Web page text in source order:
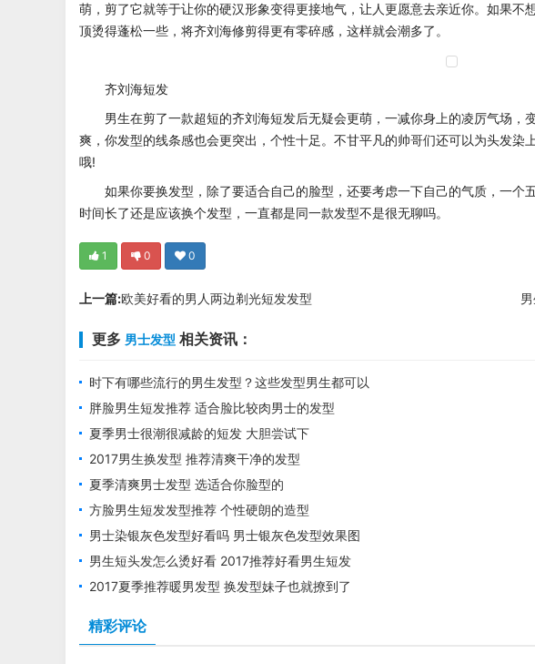
萌，剪了它就等于让你的硬汉形象变得更接地气，让人更愿意去亲近你。如果不
顶烫得蓬松一些，将齐刘海修剪得更有零碎感，这样就会潮多了。
齐刘海短发
男生在剪了一款超短的齐刘海短发后无疑会更萌，一减你身上的凌厉气场，
爽，你发型的线条感也会更突出，个性十足。不甘平凡的帅哥们还可以为头发
哦!
如果你要换发型，除了要适合自己的脸型，还要考虑一下自己的气质，一个
时间长了还是应该换个发型，一直都是同一款发型不是很无聊吗。
1 0 0
上一篇:欧美好看的男人两边剃光短发发型
更多 男士发型 相关资讯：
时下有哪些流行的男生发型？这些发型男生都可以
尝试一下
胖脸男生短发推荐 适合脸比较肉男士的发型
夏季男士很潮很减龄的短发 大胆尝试下
2017男生换发型 推荐清爽干净的发型
夏季清爽男士发型 选适合你脸型的
方脸男生短发发型推荐 个性硬朗的造型
男士染银灰色发型好看吗 男士银灰色发型效果图
男生短头发怎么烫好看 2017推荐好看男生短发
2017夏季推荐暖男发型 换发型妹子也就撩到了
精彩评论